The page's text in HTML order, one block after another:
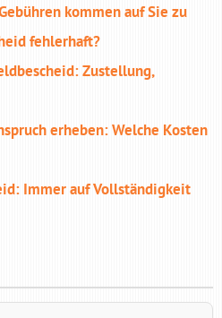
kommen auf Sie zu
fehlerhaft?
Zustellung,
erheben: Welche Kosten
Immer auf Vollständigkeit